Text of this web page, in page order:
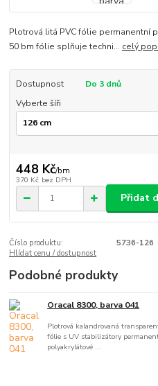
Plotrová litá PVC fólie permanentní
50 bm fólie splňuje techni... celý
Dostupnost
Do 3 dnů
Vyberte šíři
448 Kč/bm
370 Kč bez DPH
Přidat
Číslo produktu:
5736-126
Hlídat cenu / dostupnost
Podobné produkty
Oracal 8300, barva 041
Plotrová kalandrovaná
fólie s UV stabilizátory
polyakrylátové ...